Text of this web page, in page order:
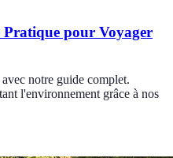
pour Voyager
notre guide complet.
l'environnement grâce à nos